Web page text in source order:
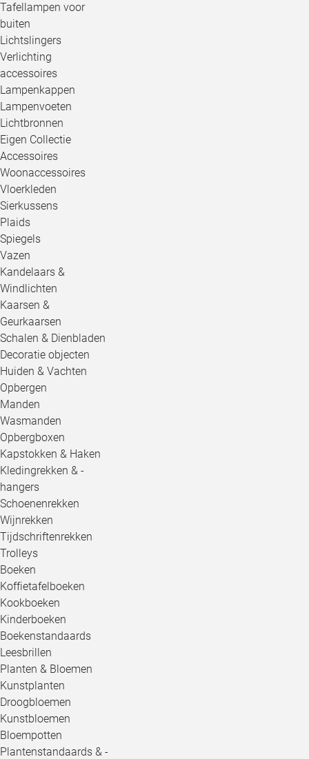
Tafellampen voor
buiten
Lichtslingers
Verlichting
accessoires
Lampenkappen
Lampenvoeten
Lichtbronnen
Eigen Collectie
Accessoires
Woonaccessoires
Vloerkleden
Sierkussens
Plaids
Spiegels
Vazen
Kandelaars &
Windlichten
Kaarsen &
Geurkaarsen
Schalen & Dienbladen
Decoratie objecten
Huiden & Vachten
Opbergen
Manden
Wasmanden
Opbergboxen
Kapstokken & Haken
Kledingrekken & -
hangers
Schoenenrekken
Wijnrekken
Tijdschriftenrekken
Trolleys
Boeken
Koffietafelboeken
Kookboeken
Kinderboeken
Boekenstandaards
Leesbrillen
Planten & Bloemen
Kunstplanten
Droogbloemen
Kunstbloemen
Bloempotten
Plantenstandaards & -